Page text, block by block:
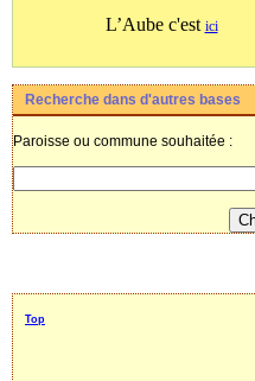
L’Aube c'est ici
Recherche dans d'autres bases
Paroisse ou commune souhaitée :
Top